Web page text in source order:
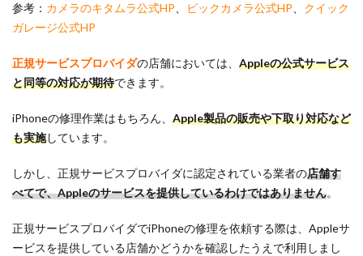
参考： カメラのキタムラ公式HP ビックカメラ公式HP
クイック
ガレージ公式HP
正規サービスプロバイダの店舗においては、 Appleの公式サービス
と同等の対応が期待できます。
iPhoneの修理作業はもちろん、 Apple製品の販売や下取り対応など
も実施しています。
しかし、正規サービスプロバイダに認定されている業者の店舗す
べてで、Appleのサービスを提供しているわけではありません。
正規サービスプロバイダでiPhoneの修理を依頼する際は、Appleサ
ービスを提供している店舗かどうかを確認したうえで利用しまし